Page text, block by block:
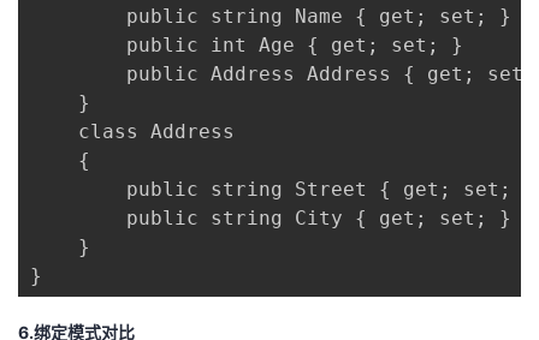
public string Name { get; set; }
        public int Age { get; set; }
public Address Address { get;
    }
    class Address
    {
public string Street { get; set;
public string City { get; set; }
    }
}
6.绑定模式对比